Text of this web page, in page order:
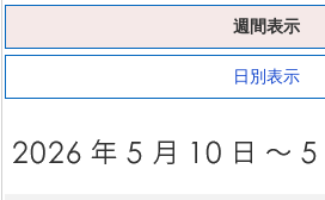
週間表示
日別表示